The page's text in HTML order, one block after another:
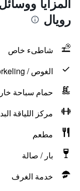
رويال
شاطىء خاص
الغوص / Snorkeling
حمام سباحة
مركز اللياقة
مطعم
بار / صالة
خدمة الغرف